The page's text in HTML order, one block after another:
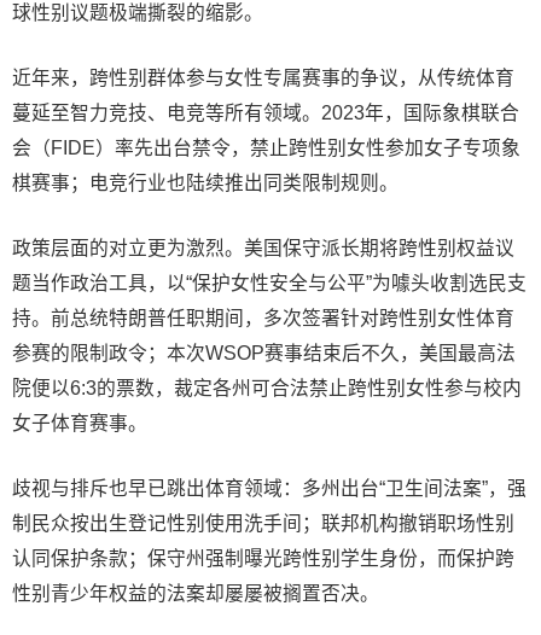
球性别议题极端撕裂的缩影。
近年来，跨性别群体参与女性专属赛事的争议，从传统体育
蔓延至智力竞技、电竞等所有领域。2023年，国际象棋联合
会（FIDE）率先出台禁令，禁止跨性别女性参加女子专项象
棋赛事；电竞行业也陆续推出同类限制规则。
政策层面的对立更为激烈。美国保守派长期将跨性别权益议
题当作政治工具，以“保护女性安全与公平”为噱头收割选民支
持。前总统特朗普任职期间，多次签署针对跨性别女性体育
参赛的限制政令；本次WSOP赛事结束后不久，美国最高法
院便以6:3的票数，裁定各州可合法禁止跨性别女性参与校内
女子体育赛事。
歧视与排斥也早已跳出体育领域：多州出台“卫生间法案”，强
制民众按出生登记性别使用洗手间；联邦机构撤销职场性别
认同保护条款；保守州强制曝光跨性别学生身份，而保护跨
性别青少年权益的法案却屡屡被搁置否决。